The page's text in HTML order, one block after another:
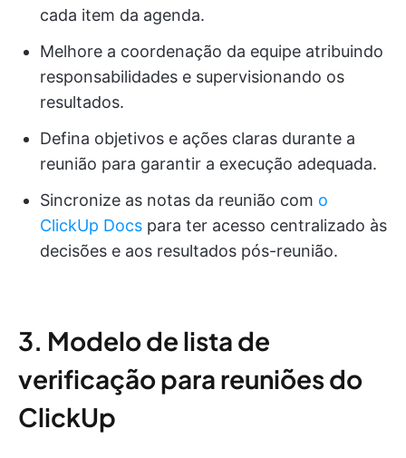
cada item da agenda.
Melhore a coordenação da equipe atribuindo
responsabilidades e supervisionando os
resultados.
Defina objetivos e ações claras durante a
reunião para garantir a execução adequada.
Sincronize as notas da reunião com o
ClickUp Docs para ter acesso centralizado às
decisões e aos resultados pós-reunião.
3. Modelo de lista de
verificação para reuniões do
ClickUp